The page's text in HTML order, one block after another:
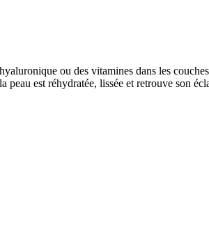
ou des vitamines dans les
peau est réhydratée, lissée et retrouve son